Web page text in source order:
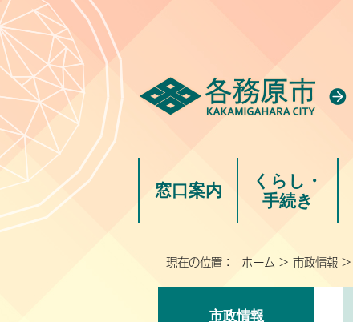
窓口案内
くらし・
手続き
現在の位置： ホーム > 市政情報 >
市政情報